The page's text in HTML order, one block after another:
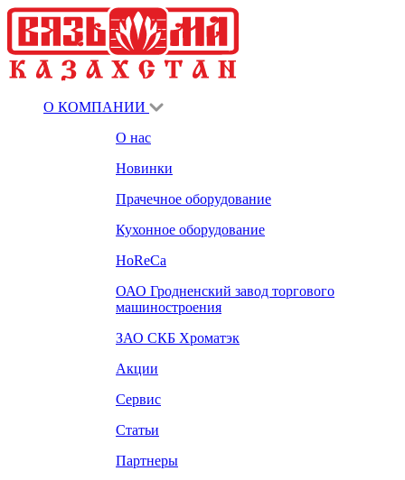
О КОМПАНИИ
О нас
Новинки
Прачечное оборудование
Кухонное оборудование
HoReCa
ОАО Гродненский завод торгового
машиностроения
ЗАО СКБ Хроматэк
Акции
Сервис
Статьи
Партнеры